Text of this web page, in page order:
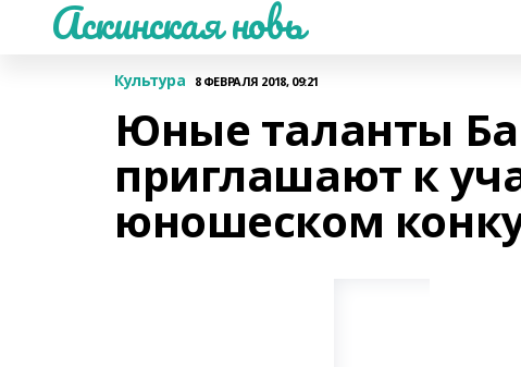
Аскинская новь
Культура 8 ФЕВРАЛЯ 2018, 09:21
Юные таланты
приглашают к
юношеском